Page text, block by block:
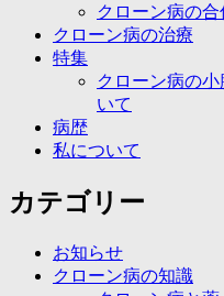
クローン病の合
クローン病の治療
特集
クローン病の
いて
病歴
私について
カテゴリー
お知らせ
クローン病の知識